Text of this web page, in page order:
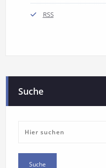
RSS
Suche